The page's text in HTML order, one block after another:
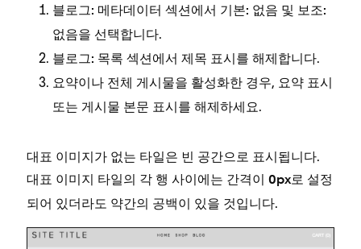
블로그: 메타데이터 섹션에서 기본: 없음 및 보조:
없음을 선택합니다.
블로그: 목록 섹션에서 제목 표시 를 해제합니다.
요약이나 전체 게시물을 활성화한 경우, 요약 표시
또는 게시물 본문 표시 를 해제하세요.
대표 이미지가 없는 타일은 빈 공간으로 표시됩니다.
대표 이미지 타일의 각 행 사이에는 간격이 0px로 설정
되어 있더라도 약간의 공백이 있을 것입니다.